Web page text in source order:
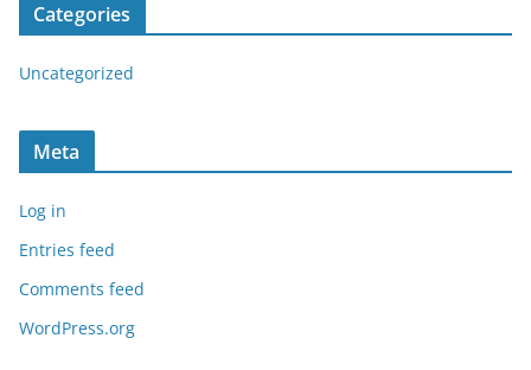
Categories
Uncategorized
Meta
Log in
Entries feed
Comments feed
WordPress.org